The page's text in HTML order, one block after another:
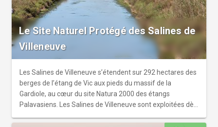
Le Site Naturel Protégé des Salines de
Villeneuve
Les Salines de Villeneuve s’étendent sur 292 hectares des
berges de l’étang de Vic aux pieds du massif de la
Gardiole, au cœur du site Natura 2000 des étangs
Palavasiens. Les Salines de Villeneuve sont exploitées dès